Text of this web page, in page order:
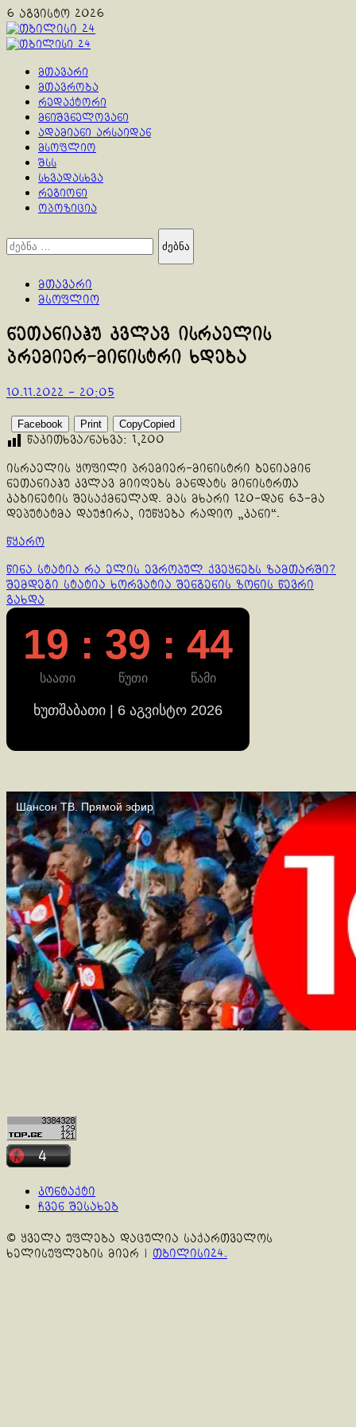
Skip
to
content
6 აგვისტო 2026
Primary
მთავარი
მთავრობა
რედაქტორი
მნიშვნელოვანი
ადამიანი არსაიდან
მსოფლიო
შსს
სხვადასხვა
რეგიონი
ოპოზიცია
ძებნა:
მთავარი
მსოფლიო
ნეთანიაჰუ კვლავ ისრაელის
პრემიერ-მინისტრი ხდება
10.11.2022 - 20:05
Facebook Print CopyCopied
წაკითხვა/ნახვა: 1,200
ისრაელის ყოფილი პრემიერ-მინისტრი ბენიამინ
ნეთანიაჰუ კვლავ მიიღებს მანდატს მინისტრთა
კაბინეტის შესაქმნელად. მას მხარი 120-დან 63-მა
დეპუტატმა დაუჭირა, იუწყება რადიო „კანი“.
წყარო
Continue
Reading
წინა სტატია რა ელის ევროპულ ქვეყნებს ზამთარში?
შემდეგი სტატია ხორვატია შენგენის ზონის წევრი
გახდა
19 : 39 : 45
საათი წუთი წამი
ხუთშაბათი | 6 აგვისტო 2026
კონტაქტი
ჩვენ შესახებ
© ყველა უფლება დაცულია საქართველოს
ხელისუფლების მიერ | თბილისი24.